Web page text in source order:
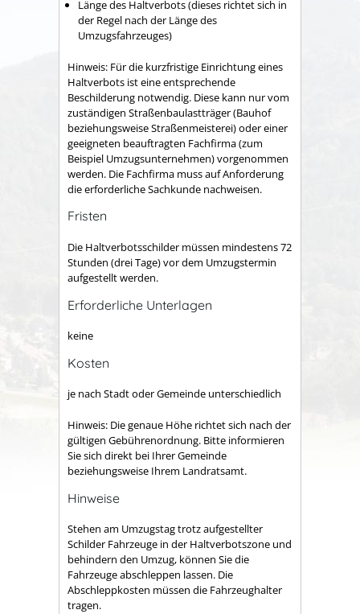
Länge des Haltverbots (dieses richtet sich in
der Regel nach der Länge des
Umzugsfahrzeuges)
Hinweis: Für die kurzfristige Einrichtung eines
Haltverbots ist eine entsprechende
Beschilderung notwendig. Diese kann nur vom
zuständigen Straßenbaulastträger (Bauhof
beziehungsweise Straßenmeisterei) oder einer
geeigneten beauftragten Fachfirma (zum
Beispiel Umzugsunternehmen) vorgenommen
werden. Die Fachfirma muss auf Anforderung
die erforderliche Sachkunde nachweisen.
Fristen
Die Haltverbotsschilder müssen mindestens 72
Stunden (drei Tage) vor dem Umzugstermin
aufgestellt werden.
Erforderliche Unterlagen
keine
Kosten
je nach Stadt oder Gemeinde unterschiedlich
Hinweis: Die genaue Höhe richtet sich nach der
gültigen Gebührenordnung. Bitte informieren
Sie sich direkt bei Ihrer Gemeinde
beziehungsweise Ihrem Landratsamt.
Hinweise
Stehen am Umzugstag trotz aufgestellter
Schilder Fahrzeuge in der Haltverbotszone und
behindern den Umzug, können Sie die
Fahrzeuge abschleppen lassen. Die
Abschleppkosten müssen die Fahrzeughalter
tragen.